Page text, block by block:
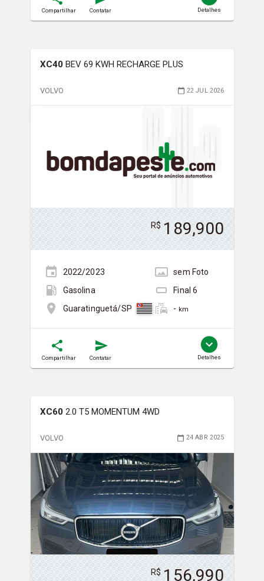
Compartilhar Contatar Detalhes
XC40 BEV 69 KWH RECHARGE PLUS
VOLVO 22 JUL 2026
R$ 189,900
2022/2023 sem Foto
Gasolina
Final6
Guaratinguetá/SP
- km
Compartilhar Contatar Detalhes
XC60 2.0 T5 MOMENTUM 4WD
VOLVO 24 ABR 2025
R$ 156,990